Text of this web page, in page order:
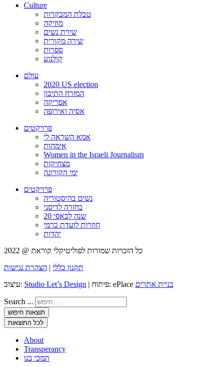
Culture
טבלת המבקרות
מוזיקה
שירת נשים
שירה מקורית
ספרות
קולנוע
עולם
2020 US election
המזרח התיכון
אפריקה
אסיה ואירופה
פרויקטים
אמא השראה לי
אימהות
Women in the Israeli Journalism
מצחיקות
ימי הקורונה
פרויקטים
נשים בהיסטוריה
בחזרה לדיסני
20 שנה לבאפי
חוזרות לועדת כרמי
יהדות
תקנון כללי | הצהרת נגישות
עיצוב: Studio Let’s Design | פיתוח: ePlace בניית אתרים
Search ...
תוצאות חיפוש
לכל התוצאות
About
Transperancy
תמכי בנו